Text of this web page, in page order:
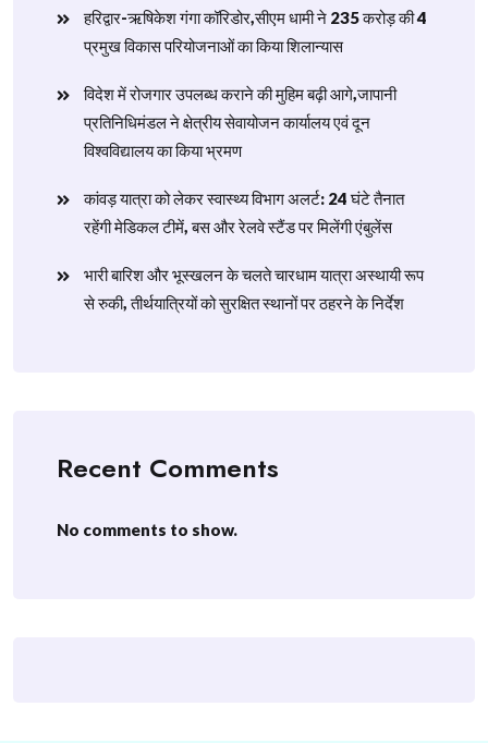
हरिद्वार-ऋषिकेश गंगा कॉरिडोर,सीएम धामी ने 235 करोड़ की 4
प्रमुख विकास परियोजनाओं का किया शिलान्यास
विदेश में रोजगार उपलब्ध कराने की मुहिम बढ़ी आगे,जापानी
प्रतिनिधिमंडल ने क्षेत्रीय सेवायोजन कार्यालय एवं दून
विश्वविद्यालय का किया भ्रमण
​कांवड़ यात्रा को लेकर स्वास्थ्य विभाग अलर्ट: 24 घंटे तैनात
रहेंगी मेडिकल टीमें, बस और रेलवे स्टैंड पर मिलेंगी एंबुलेंस
​भारी बारिश और भूस्खलन के चलते चारधाम यात्रा अस्थायी रूप
से रुकी, तीर्थयात्रियों को सुरक्षित स्थानों पर ठहरने के निर्देश
Recent Comments
No comments to show.